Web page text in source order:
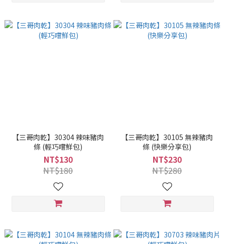
【三哥肉乾】30304 辣味豬肉
條 (輕巧嚐鮮包)
NT$130
NT$180
【三哥肉乾】30105 無辣豬肉
條 (快樂分享包)
NT$230
NT$280